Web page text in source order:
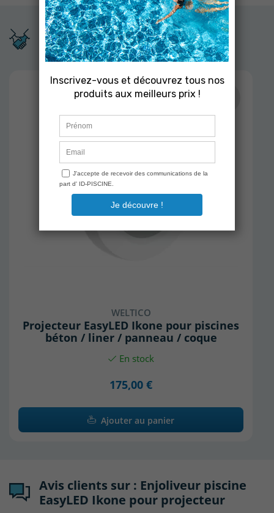
Produits associés
WELTICO
Projecteur EasyLED Ikone pour piscines
béton / liner / panneau / coque
En stock
175,00 €
Ajouter au panier
Avis clients sur : Enjoliveur piscine
EasyLED Ikone pour projecteur